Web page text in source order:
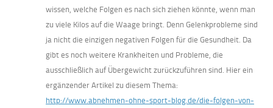
wissen, welche Folgen es nach sich ziehen könnte, wenn man
zu viele Kilos auf die Waage bringt. Denn Gelenkprobleme sind
ja nicht die einzigen negativen Folgen für die Gesundheit. Da
gibt es noch weitere Krankheiten und Probleme, die
ausschließlich auf Übergewicht zurückzuführen sind. Hier ein
ergänzender Artikel zu diesem Thema:
http://www.abnehmen-ohne-sport-blog.de/die-folgen-von-